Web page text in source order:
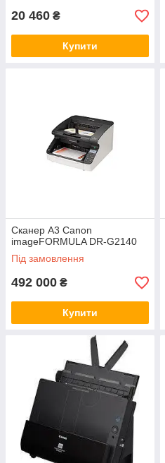
20 460 ₴
Купити
Сканер А3 Canon
imageFORMULA DR-G2140
Під замовлення
492 000 ₴
Купити